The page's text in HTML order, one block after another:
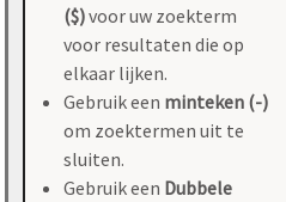
($)voor uw zoekterm
voor resultaten die op
elkaar lijken.
Gebruik een minteken (-)
om zoektermen uit te
sluiten.
Gebruik een Dubbele